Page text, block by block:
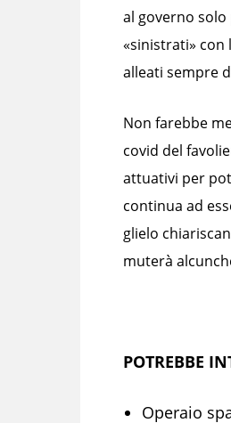
al governo solo
«sinistrati» con
alleati sempre
Non farebbe
covid del
attuativi per
continua ad
glielo
muterà
POTREBBE
Operaio